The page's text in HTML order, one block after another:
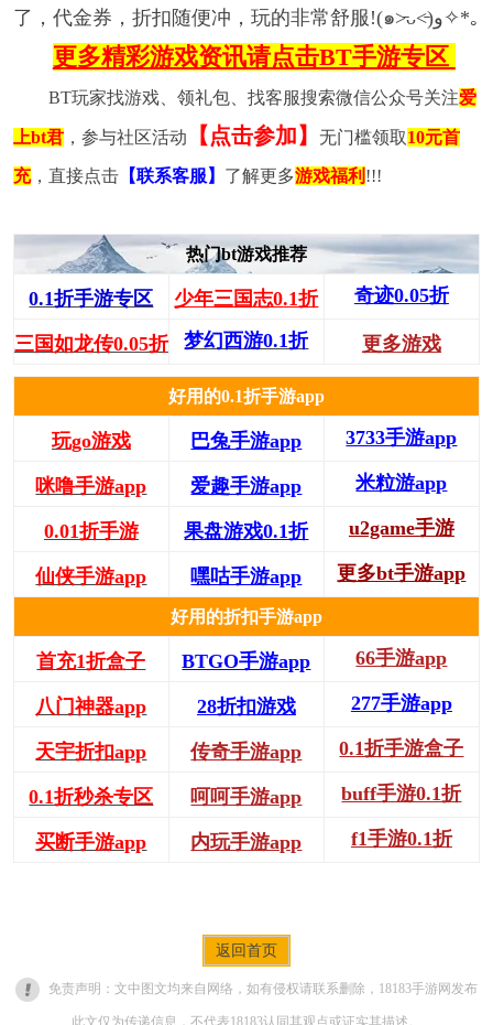
了，代金券，折扣随便冲，玩的非常舒服!(๑˃̵ᴗ˂̵)و✧*｡
更多精彩游戏资讯请点击BT手游专区
BT玩家找游戏、领礼包、找客服搜索微信公众号关注爱
上bt君，参与社区活动 【点击参加】 无门槛领取10元首
充，直接点击【联系客服】 了解更多游戏福利 !!!
热门bt游戏推荐
0.1折手游专区 少年三国志0.1折 奇迹0.05折
三国如龙传0.05折 梦幻西游0.1折 更多游戏
好用的0.1折手游app
玩go游戏 巴兔手游app 3733手游app
咪噜手游app 爱趣手游app 米粒游app
0.01折手游 果盘游戏0.1折 u2game手游
仙侠手游app 嘿咕手游app 更多bt手游app
好用的折扣手游app
首充1折盒子 BTGO手游app 66手游app
八门神器app 28折扣游戏 277手游app
天宇折扣app 传奇手游app 0.1折手游盒子
0.1折秒杀专区 呵呵手游app buff手游0.1折
买断手游app 内玩手游app f1手游0.1折
返回首页
免责声明：文中图文均来自网络，如有侵权请联系删除，18183手游网发布
此文仅为传递信息，不代表18183认同其观点或证实其描述。